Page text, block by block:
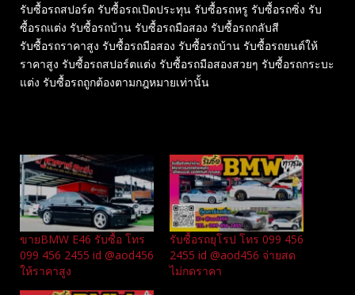
รับซื้อรถสปอร์ต รับซื้อรถเปิดประทุน รับซื้อรถหรู รับซื้อรถซิ่ง รับ
ซื้อรถแต่ง รับซื้อรถบ้าน รับซื้อรถมือสอง รับซื้อรถกลับสี
รับซื้อรถราคาสูง รับซื้อรถมือสอง รับซื้อรถบ้าน รับซื้อรถยนต์ให้
ราคาสูง รับซื้อรถสปอร์ตแต่ง รับซื้อรถมือสองสวยๆ รับซื้อรถกระบะ
แต่ง รับซื้อรถถูกต้องตามกฎหมายเท่านั้น
ขายBMW E46 รับซื้อ โทร
099 456 2455 id @aod456
ให้ราคาสูง
รับซื้อรถยุโรป โทร 099 456
2455 id @aod456 จ่ายสด
ไม่กดราคา